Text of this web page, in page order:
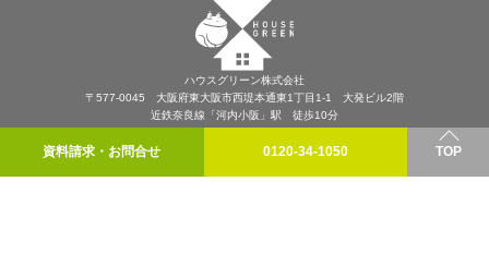
資料請求・お問合せ 0120-34-1050 TOP
ハウスグリーン株式会社
〒577-0045 大阪府東大阪市西堤本通東1丁目1-1 大発ビル2階
近鉄奈良線「河内小阪」駅 徒歩10分